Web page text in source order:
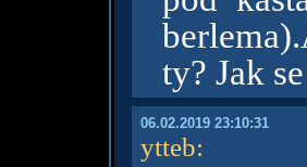
ty? Jak
06.02.2019 23:10:31
ytteb: